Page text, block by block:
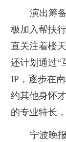
演出筹
极加入帮扶
直关注着楼
还计划通过“
IP，逐步在
约其他身怀
的专业特长
宁波晚